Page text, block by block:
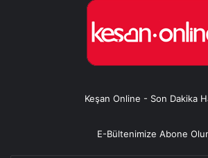
Keşan Online - Son Dakika
E-Bültenimize Abone